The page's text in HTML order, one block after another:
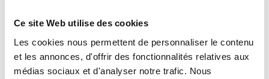
Ce site Web utilise des cookies
Les cookies nous permettent de personnaliser le contenu
et les annonces, d'offrir des fonctionnalités relatives aux
médias sociaux et d'analyser notre trafic. Nous
Qualifications et diplômes :
Profil recherché :